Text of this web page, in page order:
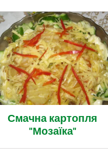
Смачна картопля
"Мозаїка"